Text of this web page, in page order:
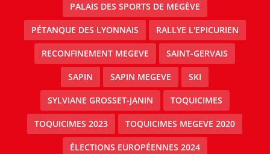
PALAIS DES SPORTS DE MEGÈVE
PÉTANQUE DES LYONNAIS RALLYE L'EPICURIEN
RECONFINEMENT MEGEVE SAINT-GERVAIS
SAPIN SAPIN MEGEVE SKI
SYLVIANE GROSSET-JANIN TOQUICIMES
TOQUICIMES 2023 TOQUICIMES MEGEVE 2020
ÉLECTIONS EUROPÉENNES 2024